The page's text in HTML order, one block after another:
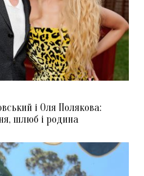
і Оля Полякова:
шлюб і родина